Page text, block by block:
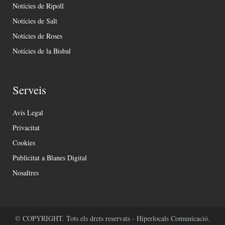
Notícies de Ripoll
Notícies de Salt
Notícies de Roses
Notícies de la Bisbal
Serveis
Avís Legal
Privacitat
Cookies
Publicitat a Blanes Digital
Nosaltres
© COPYRIGHT. Tots els drets reservats - Hiperlocals Comunicació.